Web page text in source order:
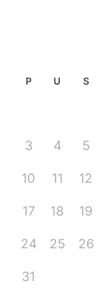
P U S
3 4 5
10 11 12
17 18 19
24 25 26
31